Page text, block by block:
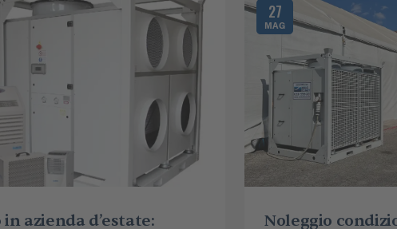
in azienda d’estate:
27
MAG
Noleggio